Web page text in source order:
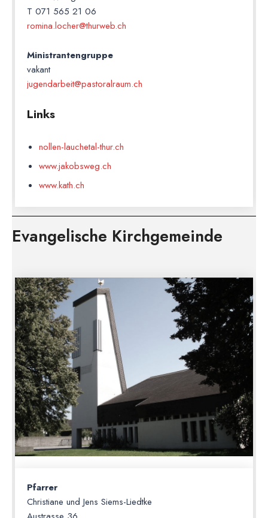
T 071 565 21 06
romina.locher@thurweb.ch
Ministrantengruppe
vakant
jugendarbeit@pastoralraum.ch
Links
nollen-lauchetal-thur.ch
www.jakobsweg.ch
www.kath.ch
Evangelische Kirchgemeinde
Pfarrer
Christiane und Jens Siems-Liedtke